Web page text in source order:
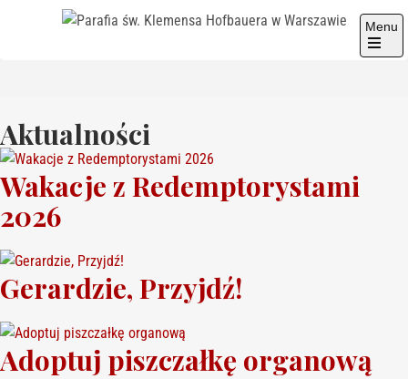
Menu
Aktualności
Wakacje z Redemptorystami
2026
Gerardzie, Przyjdź!
Adoptuj piszczałkę organową